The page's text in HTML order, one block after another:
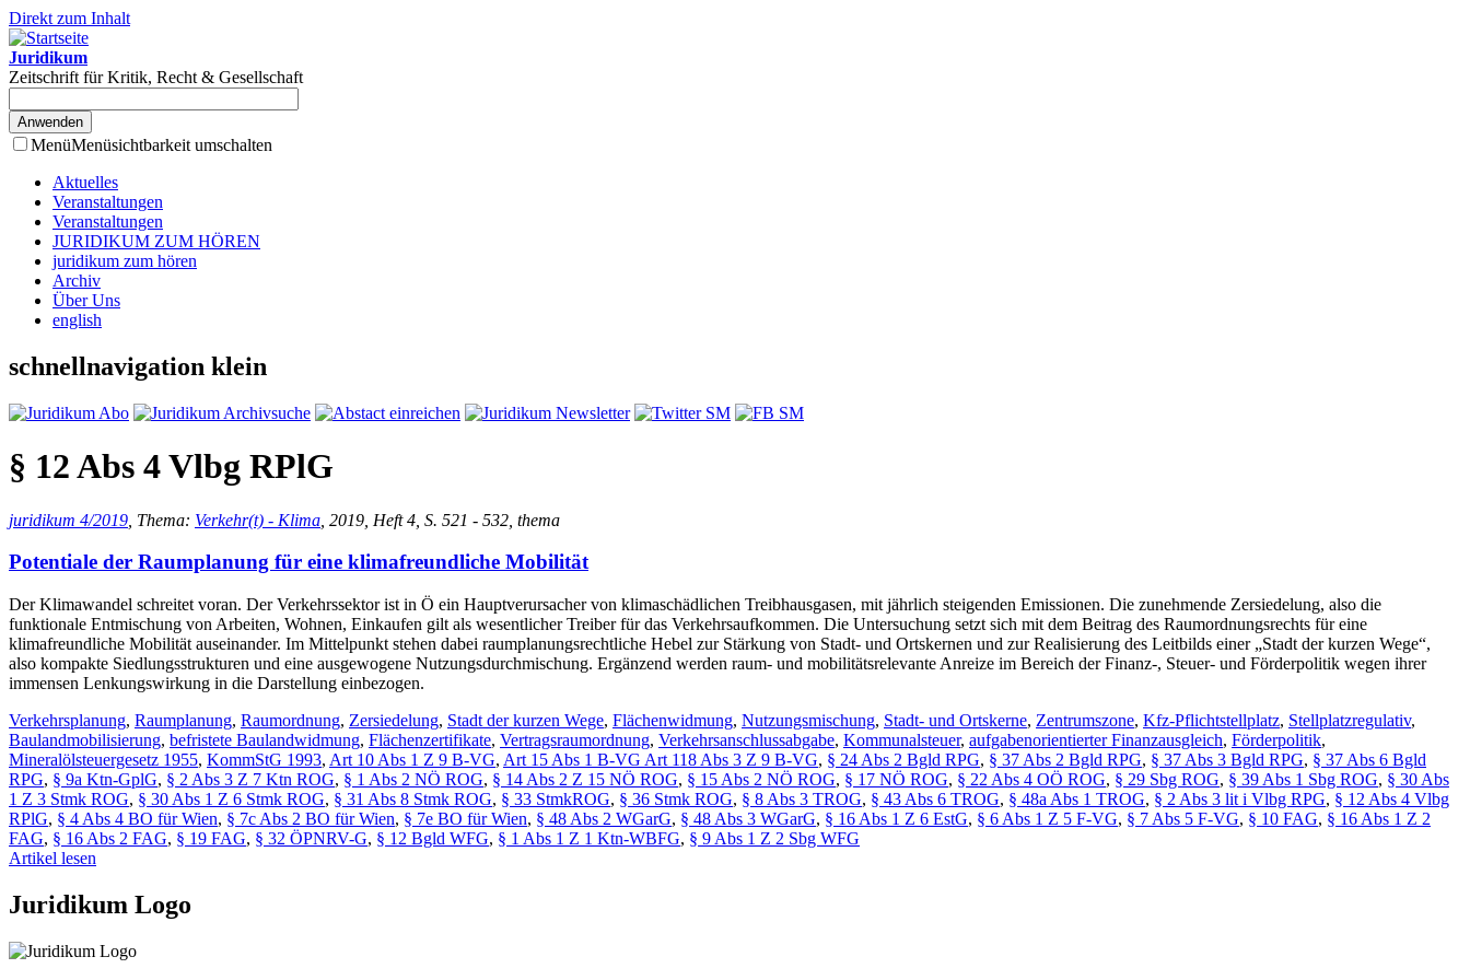
Direkt zum Inhalt
Juridikum
Zeitschrift für Kritik, Recht & Gesellschaft
MenüMenüsichtbarkeit umschalten
Aktuelles
Veranstaltungen
Veranstaltungen
JURIDIKUM ZUM HÖREN
juridikum zum hören
Archiv
Über Uns
english
schnellnavigation klein
§ 12 Abs 4 Vlbg RPlG
juridikum 4/2019 , Thema: Verkehr(t) - Klima , 2019, Heft 4, S. 521 - 532, thema
Potentiale der Raumplanung für eine klimafreundliche Mobilität
Der Klimawandel schreitet voran. Der Verkehrssektor ist in Ö ein Hauptverursacher von klimaschädlichen Treibhausgasen, mit jährlich steigenden Emissionen. Die zunehmende Zersiedelung, also die
funktionale Entmischung von Arbeiten, Wohnen, Einkaufen gilt als wesentlicher Treiber für das Verkehrsaufkommen. Die Untersuchung setzt sich mit dem Beitrag des Raumordnungsrechts für eine
klimafreundliche Mobilität auseinander. Im Mittelpunkt stehen dabei raumplanungsrechtliche Hebel zur Stärkung von Stadt- und Ortskernen und zur Realisierung des Leitbilds einer „Stadt der kurzen Wege“,
also kompakte Siedlungsstrukturen und eine ausgewogene Nutzungsdurchmischung. Ergänzend werden raum- und mobilitätsrelevante Anreize im Bereich der Finanz-, Steuer- und Förderpolitik wegen ihrer
immensen Lenkungswirkung in die Darstellung einbezogen.
Verkehrsplanung, Raumplanung, Raumordnung, Zersiedelung, Stadt der kurzen Wege, Flächenwidmung, Nutzungsmischung, Stadt- und Ortskerne, Zentrumszone, Kfz-Pflichtstellplatz, Stellplatzregulativ,
Baulandmobilisierung, befristete Baulandwidmung, Flächenzertifikate, Vertragsraumordnung, Verkehrsanschlussabgabe, Kommunalsteuer, aufgabenorientierter Finanzausgleich, Förderpolitik,
Mineralölsteuergesetz 1955, KommStG 1993, Art 10 Abs 1 Z 9 B-VG, Art 15 Abs 1 B-VG Art 118 Abs 3 Z 9 B-VG, § 24 Abs 2 Bgld RPG, § 37 Abs 2 Bgld RPG, § 37 Abs 3 Bgld RPG, § 37 Abs 6 Bgld
RPG, § 9a Ktn-GplG, § 2 Abs 3 Z 7 Ktn ROG, § 1 Abs 2 NÖ ROG, § 14 Abs 2 Z 15 NÖ ROG, § 15 Abs 2 NÖ ROG, § 17 NÖ ROG, § 22 Abs 4 OÖ ROG, § 29 Sbg ROG, § 39 Abs 1 Sbg ROG, § 30 Abs
1 Z 3 Stmk ROG, § 30 Abs 1 Z 6 Stmk ROG, § 31 Abs 8 Stmk ROG, § 33 StmkROG, § 36 Stmk ROG, § 8 Abs 3 TROG, § 43 Abs 6 TROG, § 48a Abs 1 TROG, § 2 Abs 3 lit i Vlbg RPG, § 12 Abs 4 Vlbg
RPlG, § 4 Abs 4 BO für Wien, § 7c Abs 2 BO für Wien, § 7e BO für Wien, § 48 Abs 2 WGarG, § 48 Abs 3 WGarG, § 16 Abs 1 Z 6 EstG, § 6 Abs 1 Z 5 F-VG, § 7 Abs 5 F-VG, § 10 FAG, § 16 Abs 1 Z 2
FAG, § 16 Abs 2 FAG, § 19 FAG, § 32 ÖPNRV-G, § 12 Bgld WFG, § 1 Abs 1 Z 1 Ktn-WBFG, § 9 Abs 1 Z 2 Sbg WFG
Artikel lesen
Juridikum Logo